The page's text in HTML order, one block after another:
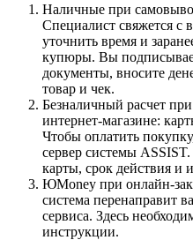
Наличные при
Специалист свяжется с
уточнить время и
купюры. Вы
документы, вносите
товар и чек.
Безналичный расчет
интернет-магазине:
Чтобы оплатить
сервер системы
карты, срок действия и
ЮMoney при онлайн-
система перенаправит
сервиса. Здесь
инструкции.